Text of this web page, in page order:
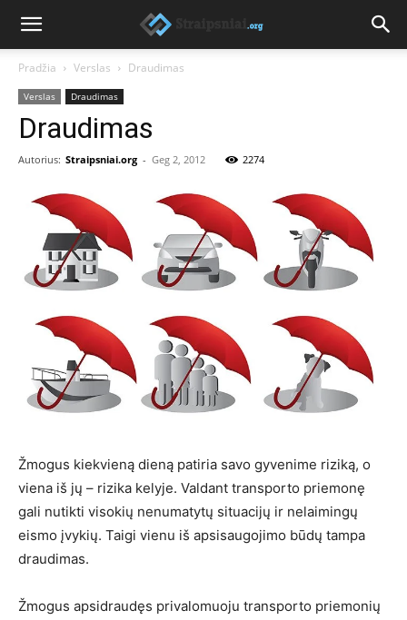
Pradžia Verslas Draudimas
Verslas Draudimas
Draudimas
Autorius: Straipsniai.org - Geg 2, 2012 2274
Žmogus kiekvieną dieną patiria savo gyvenime riziką, o
viena iš jų – rizika kelyje. Valdant transporto priemonę
gali nutikti visokių nenumatytų situacijų ir nelaimingų
eismo įvykių. Taigi vienu iš apsisaugojimo būdų tampa
draudimas.
Žmogus apsidraudęs privalomuoju transporto priemonių